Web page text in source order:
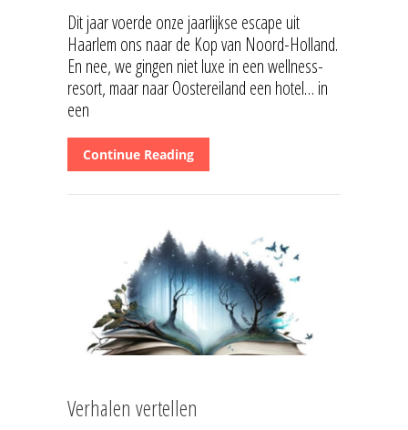
Dit jaar voerde onze jaarlijkse escape uit
Haarlem ons naar de Kop van Noord-Holland.
En nee, we gingen niet luxe in een wellness-
resort, maar naar Oostereiland een hotel… in
een
Continue Reading
Verhalen vertellen